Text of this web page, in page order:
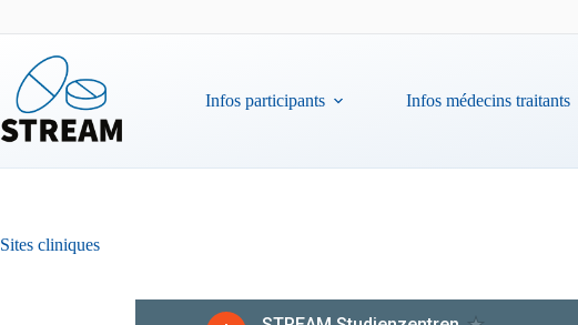
Infos participants Infos médecins traitants
Sites cliniques